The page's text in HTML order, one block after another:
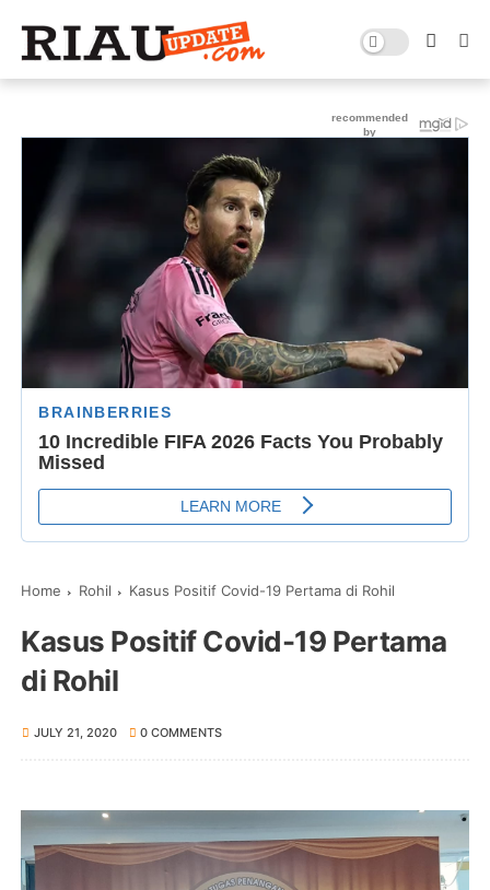
Home Rohil Kasus Positif Covid-19 Pertama di Rohil
Kasus Positif Covid-19 Pertama
di Rohil
JULY 21, 2020 0 COMMENTS